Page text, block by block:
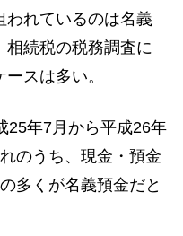
われているのは名義
相続税の税務調査に
スは多い。
25年7月から平成26年
のうち、現金・預金
多くが名義預金だと